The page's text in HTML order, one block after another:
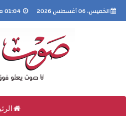
الخميس، 06 أغسطس 2026